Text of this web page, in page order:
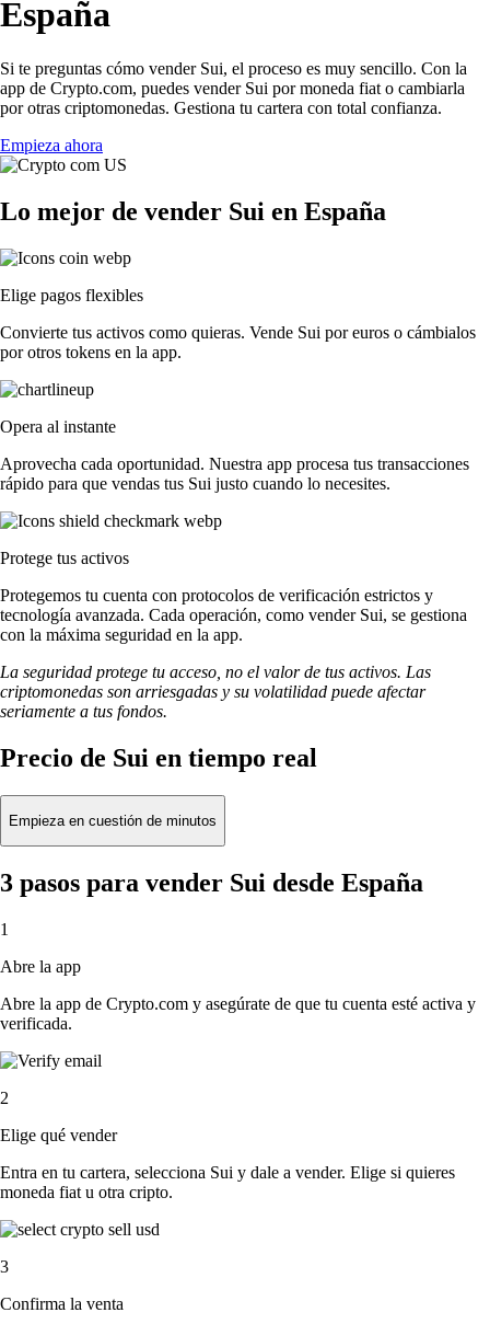
España
Si te preguntas cómo vender Sui, el proceso es muy sencillo. Con la
app de Crypto.com, puedes vender Sui por moneda fiat o cambiarla
por otras criptomonedas. Gestiona tu cartera con total confianza.
Empieza ahora
Lo mejor de vender Sui en España
Elige pagos flexibles
Convierte tus activos como quieras. Vende Sui por euros o cámbialos
por otros tokens en la app.
Opera al instante
Aprovecha cada oportunidad. Nuestra app procesa tus transacciones
rápido para que vendas tus Sui justo cuando lo necesites.
Protege tus activos
Protegemos tu cuenta con protocolos de verificación estrictos y
tecnología avanzada. Cada operación, como vender Sui, se gestiona
con la máxima seguridad en la app.
La seguridad protege tu acceso, no el valor de tus activos. Las
criptomonedas son arriesgadas y su volatilidad puede afectar
seriamente a tus fondos.
Precio de Sui en tiempo real
Empieza en cuestión de minutos
3 pasos para vender Sui desde España
1
Abre la app
Abre la app de Crypto.com y asegúrate de que tu cuenta esté activa y
verificada.
2
Elige qué vender
Entra en tu cartera, selecciona Sui y dale a vender. Elige si quieres
moneda fiat u otra cripto.
3
Confirma la venta